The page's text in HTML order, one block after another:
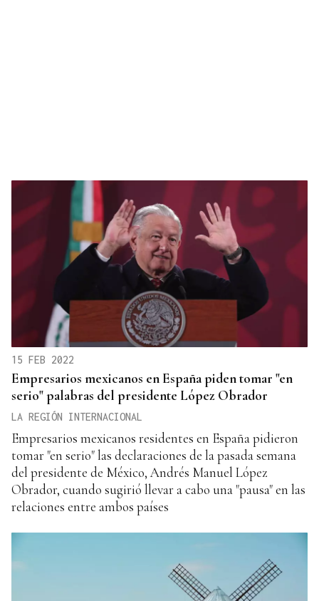
15 FEB 2022
Empresarios mexicanos en España piden tomar "en
serio" palabras del presidente López Obrador
LA REGIÓN INTERNACIONAL
Empresarios mexicanos residentes en España pidieron
tomar "en serio" las declaraciones de la pasada semana
del presidente de México, Andrés Manuel López
Obrador, cuando sugirió llevar a cabo una "pausa" en las
relaciones entre ambos países